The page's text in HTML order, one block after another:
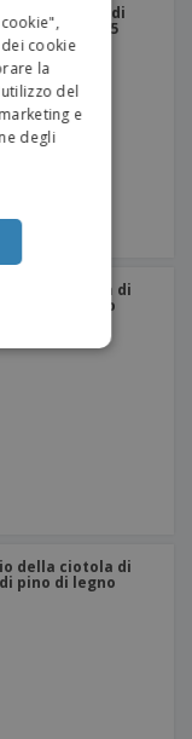
di corteccia di
| 55 x 55 x 55
della ciotola di
pino di legno
della ciotola di
pino di legno
cookie
la
del
e
degli